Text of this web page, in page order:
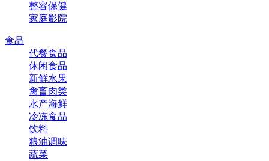
整容保健
家庭影院
食品
代餐食品
休闲食品
新鲜水果
禽畜肉类
水产海鲜
冷冻食品
饮料
粮油调味
蔬菜